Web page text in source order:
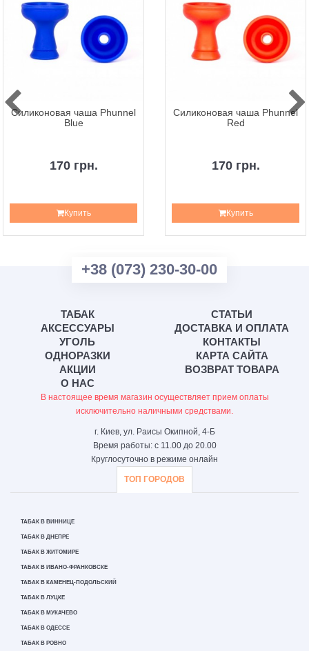
Силиконовая чаша Phunnel
Blue
170 грн.
Купить
Силиконовая чаша Phunnel
Red
170 грн.
Купить
+38 (073) 230-30-00
ТАБАК
АКСЕССУАРЫ
УГОЛЬ
ОДНОРАЗКИ
АКЦИИ
О НАС
СТАТЬИ
ДОСТАВКА И ОПЛАТА
КОНТАКТЫ
КАРТА САЙТА
ВОЗВРАТ ТОВАРА
В настоящее время магазин осуществляет прием оплаты
исключительно наличными средствами.
г. Киев, ул. Раисы Окипной, 4-Б
Время работы: с 11.00 до 20.00
Круглосуточно в режиме онлайн
ТОП ГОРОДОВ
ТАБАК В ВИННИЦЕ
ТАБАК В ДНЕПРЕ
ТАБАК В ЖИТОМИРЕ
ТАБАК В ИВАНО-ФРАНКОВСКЕ
ТАБАК В КАМЕНЕЦ-ПОДОЛЬСКИЙ
ТАБАК В ЛУЦКЕ
ТАБАК В МУКАЧЕВО
ТАБАК В ОДЕССЕ
ТАБАК В РОВНО